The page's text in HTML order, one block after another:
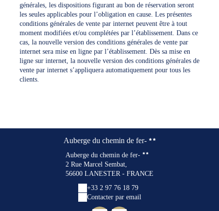
générales, les dispositions figurant au bon de réservation seront
les seules applicables pour l’obligation en cause. Les présentes
conditions générales de vente par internet peuvent être à tout
moment modifiées et/ou complétées par l’établissement. Dans ce
cas, la nouvelle version des conditions générales de vente par
internet sera mise en ligne par l’établissement. Dès sa mise en
ligne sur internet, la nouvelle version des conditions générales de
vente par internet s’appliquera automatiquement pour tous les
clients.
Auberge du chemin de fer-
Auberge du chemin de fer-
2 Rue Marcel Sembat,
56600 LANESTER - FRANCE
+33 2 97 76 18 79
Contacter par email